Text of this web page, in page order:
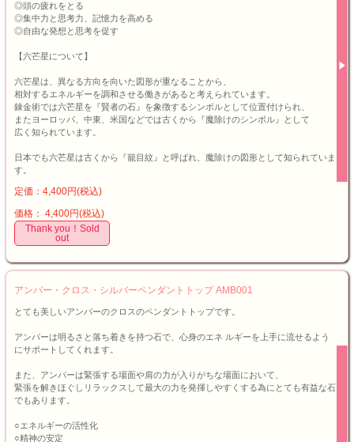
◎頭の疲れをとる
◎集中力と思考力、記憶力を高める
◎自由な発想と思考を促す
【六芒星について】
六芒星は、異なる方向を向いた図形が重なることから、
相対するエネルギーを調和させる働きがあると考えられています。
錬金術では六芒星を『賢者の石』を象徴するシンボルとして位置付けられ、
またヨーロッパ、中東、米国などでは古くから『魔除けのシンボル』として
広く知られています。
日本でも六芒星は古くから『籠目紋』と呼ばれ、魔除けの図形として知られていま
す。
定価：4,400円(税込)
価格： 4,400円(税込)
Thank you！Sold
out
アンバー・クロス・シルバーペンダントトップ AMB001
とても美しいアンバーのクロスのペンダントトップです。
アンバーは明るさと落ち着きを持つ石で、心身のエネ ルギーを上手に流せるよう
にサポートしてくれます。
また、アンバーは緊張する場面や肩の力が入りがちな場面において、
緊張を解きほぐしリラックスして最大の力を発揮しやすくする為にとても有益な石
でもあります。
○エネルギーの活性化
○精神の安定